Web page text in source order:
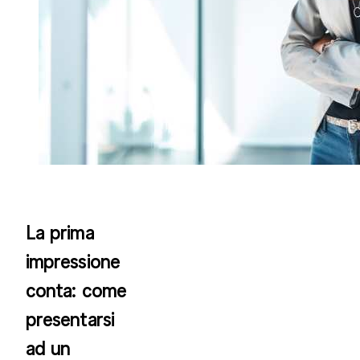
La prima
impressione
conta: come
presentarsi
ad un